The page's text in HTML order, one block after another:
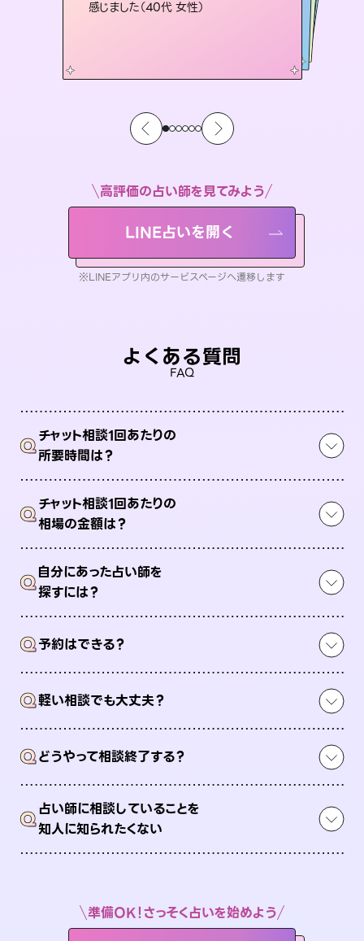
感じました（40代 女性）
高評価の占い師を見てみよう
LINE占いを開く
※LINEアプリ内のサービスページへ遷移します
よくある質問
FAQ
Qチャット相談1回あたりの
所要時間は？
Qチャット相談1回あたりの
相場の金額は？
Q自分にあった占い師を
探すには？
Q予約はできる？
Q軽い相談でも大丈夫？
Qどうやって相談終了する？
Q占い師に相談していることを
知人に知られたくない
準備OK！さっそく占いを始めよう